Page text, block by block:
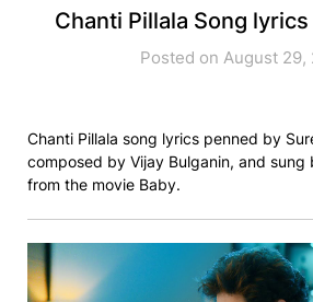
Chanti Pillala Song
Posted on August 29,
Chanti Pillala song lyrics penned by
composed by Vijay Bulganin, and sung
from the movie Baby.